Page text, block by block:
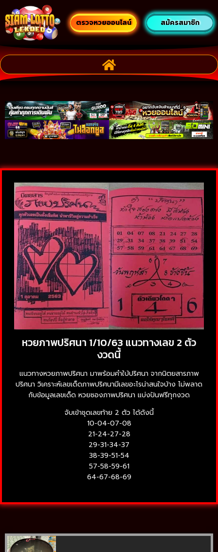
ตรวจหวยออนไลน์ สมัครสมาชิก
หวยภาพปริศนา 1/10/63 แนวทางเลข 2 ตัว
งวดนี้
แนวทางหวยภาพปริศนา มาพร้อมคำใบ้ปริศนา จากนิตยสารภาพ
ปริศนา วิเคราะห์เลขเด็ดภาพปริศนามีเลขอะไรน่าสนใจบ้าง ไม่พลาด
กับข้อมูลเลขเด็ด หวยซองภาพปริศนา แบ่งปันฟรีทุกงวด
จับเข้าชุดเลขท้าย 2 ตัว ได้ดังนี้
10-04-07-08
21-24-27-28
29-31-34-37
38-39-51-54
57-58-59-61
64-67-68-69